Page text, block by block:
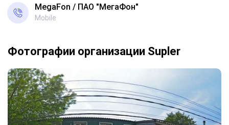
MegaFon ПАО "МегаФон"
Mobile
Фотографии организации Supler